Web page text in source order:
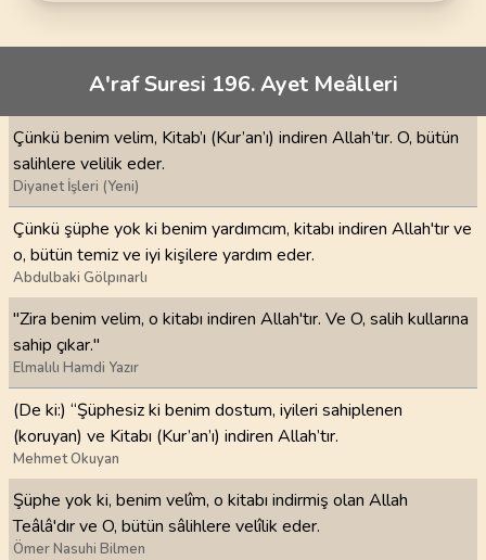
A'raf Suresi 196. Ayet Meâlleri
Çünkü benim velim, Kitab’ı (Kur’an’ı) indiren Allah’tır. O, bütün
salihlere velilik eder.
Diyanet İşleri (Yeni)
Çünkü şüphe yok ki benim yardımcım, kitabı indiren Allah'tır ve
o, bütün temiz ve iyi kişilere yardım eder.
Abdulbaki Gölpınarlı
"Zira benim velim, o kitabı indiren Allah'tır. Ve O, salih kullarına
sahip çıkar."
Elmalılı Hamdi Yazır
(De ki:) “Şüphesiz ki benim dostum, iyileri sahiplenen
(koruyan) ve Kitabı (Kur’an’ı) indiren Allah’tır.
Mehmet Okuyan
Şüphe yok ki, benim velîm, o kitabı indirmiş olan Allah
Teâlâ'dır ve O, bütün sâlihlere velîlik eder.
Ömer Nasuhi Bilmen